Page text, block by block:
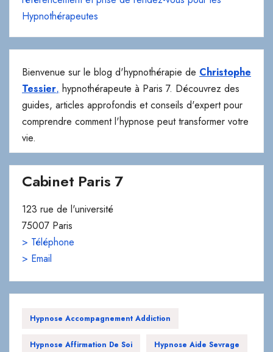
Bienvenue sur le blog d'hypnothérapie de Christophe
Tessier, hypnothérapeute à Paris 7. Découvrez des
guides, articles approfondis et conseils d'expert pour
comprendre comment l'hypnose peut transformer votre
vie.
Cabinet Paris 7
123 rue de l'université
75007 Paris
> Téléphone
> Email
Hypnose Accompagnement Addiction
Hypnose Affirmation De Soi Hypnose Aide Sevrage